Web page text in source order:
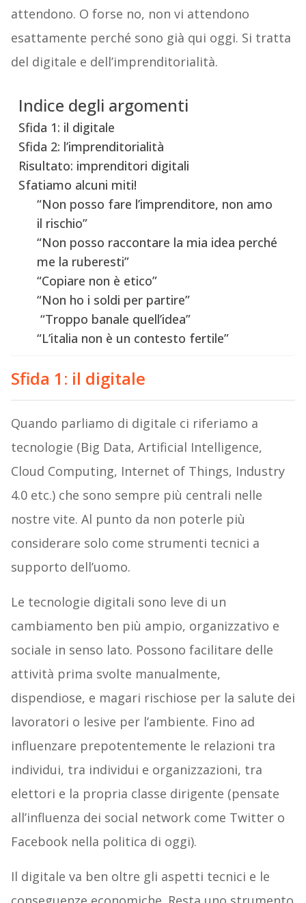
attendono. O forse no, non vi attendono
esattamente perché sono già qui oggi. Si tratta
del digitale e dell’imprenditorialità.
Indice degli argomenti
Sfida 1: il digitale
Sfida 2: l’imprenditorialità
Risultato: imprenditori digitali
Sfatiamo alcuni miti!
“Non posso fare l’imprenditore, non amo
il rischio”
“Non posso raccontare la mia idea perché
me la ruberesti”
“Copiare non è etico”
“Non ho i soldi per partire”
“Troppo banale quell’idea”
“L’italia non è un contesto fertile”
Sfida 1: il digitale
Quando parliamo di digitale ci riferiamo a
tecnologie (Big Data, Artificial Intelligence,
Cloud Computing, Internet of Things, Industry
4.0 etc.) che sono sempre più centrali nelle
nostre vite. Al punto da non poterle più
considerare solo come strumenti tecnici a
supporto dell’uomo.
Le tecnologie digitali sono leve di un
cambiamento ben più ampio, organizzativo e
sociale in senso lato. Possono facilitare delle
attività prima svolte manualmente,
dispendiose, e magari rischiose per la salute dei
lavoratori o lesive per l’ambiente. Fino ad
influenzare prepotentemente le relazioni tra
individui, tra individui e organizzazioni, tra
elettori e la propria classe dirigente (pensate
all’influenza dei social network come Twitter o
Facebook nella politica di oggi).
Il digitale va ben oltre gli aspetti tecnici e le